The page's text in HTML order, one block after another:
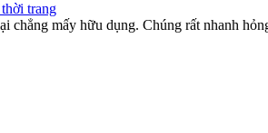
trang
mấy hữu dụng. Chúng rất nhanh